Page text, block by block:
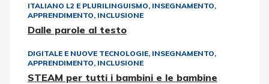
ITALIANO L2 E PLURILINGUISMO, INSEGNAMENTO,
APPRENDIMENTO, INCLUSIONE
Dalle parole al testo
DIGITALE E NUOVE TECNOLOGIE, INSEGNAMENTO,
APPRENDIMENTO, INCLUSIONE
STEAM per tutti i bambini e le bambine